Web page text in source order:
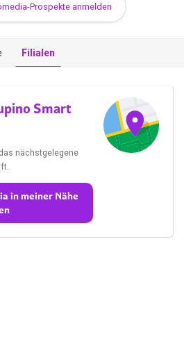
Prospekte anmelden
Filialen
Smart
nächstgelegene